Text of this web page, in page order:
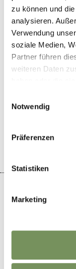
zu können und
analysieren.
Verwendung
soziale Medien,
Partner führen
weiteren Daten
Notwendig
Präferenzen
Statistiken
Marketing
39020 Parcines
T+39 335 265939